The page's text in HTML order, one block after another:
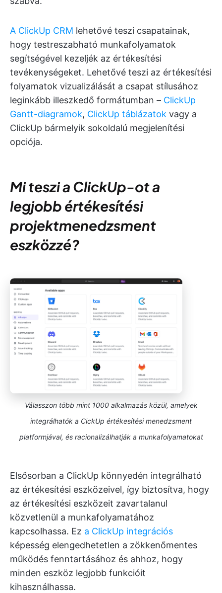
A ClickUp CRM lehetővé teszi csapatainak,
hogy testreszabható munkafolyamatok
segítségével kezeljék az értékesítési
tevékenységeket. Lehetővé teszi az értékesítési
folyamatok vizualizálását a csapat stílusához
leginkább illeszkedő formátumban – ClickUp
Gantt-diagramok, ClickUp táblázatok vagy a
ClickUp bármelyik sokoldalú megjelenítési
opciója.
Mi teszi a ClickUp-ot a
legjobb értékesítési
projektmenedzsment
eszközzé?
Válasszon több mint 1000 alkalmazás közül, amelyek
integrálhatók a CickUp értékesítési menedzsment
platformjával, és racionalizálhatják a munkafolyamatokat
Elsősorban a ClickUp könnyedén integrálható
az értékesítési eszközeivel, így biztosítva, hogy
az értékesítési eszközeit zavartalanul
közvetlenül a munkafolyamatához
kapcsolhassa. Ez a ClickUp integrációs
képesség elengedhetetlen a zökkenőmentes
működés fenntartásához és ahhoz, hogy
minden eszköz legjobb funkcióit
kihasználhassa.